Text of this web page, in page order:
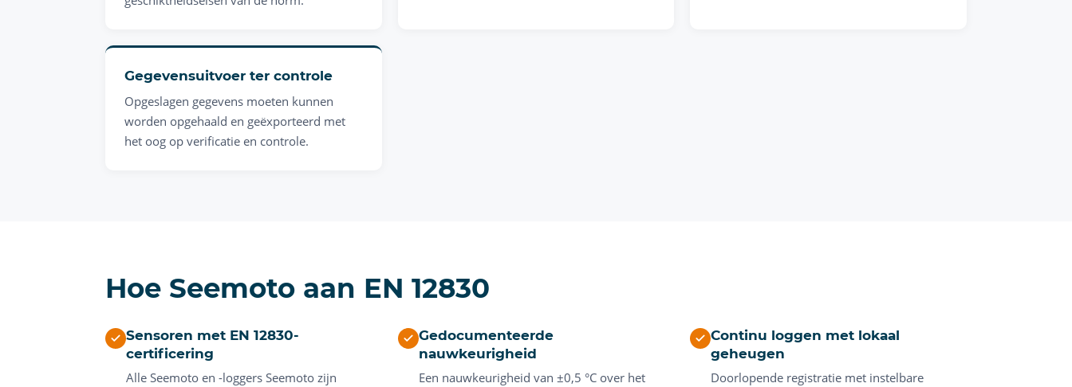
Gegevensuitvoer ter controle
Opgeslagen gegevens moeten kunnen
worden opgehaald en geëxporteerd met
het oog op verificatie en controle.
Hoe Seemoto aan EN 12830
Sensoren met EN 12830-
certificering
Alle Seemoto en -loggers Seemoto zijn
Gedocumenteerde
nauwkeurigheid
Een nauwkeurigheid van ±0,5 °C over het
Continu loggen met lokaal
geheugen
Doorlopende registratie met instelbare